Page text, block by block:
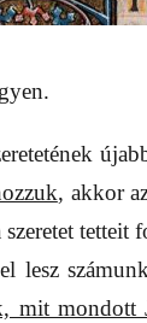
, akkor
tetteit
mit mondott